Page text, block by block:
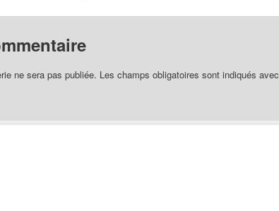
ne sera pas publiée. Les champs obligatoires sont indiqués avec